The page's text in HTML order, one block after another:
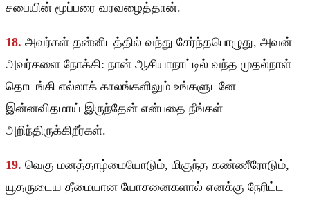
சபையின் மூப்பரை வரவழைத்தான்.
18. அவர்கள் தன்னிடத்தில் வந்து சேர்ந்தபொழுது, அவன்
அவர்களை நோக்கி: நான் ஆசியாநாட்டில் வந்த முதல்நாள்
தொடங்கி எல்லாக் காலங்களிலும் உங்களுடனே
இன்னவிதமாய் இருந்தேன் என்பதை நீங்கள்
அறிந்திருக்கிறீர்கள்.
19. வெகு மனத்தாழ்மையோடும், மிகுந்த கண்ணீரோடும்,
யூதருடைய தீமையான யோசனைகளால் எனக்கு நேரிட்ட